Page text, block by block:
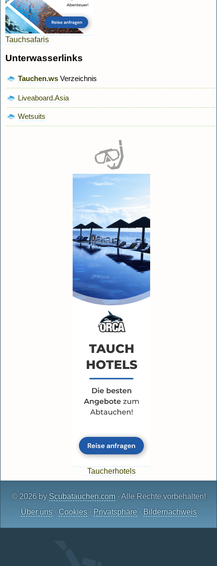
Tauchsafaris
Unterwasserlinks
Tauchen.ws Verzeichnis
Liveaboard.Asia
Wetsuits
Taucherhotels
© 2026 by Scubatauchen.com· Alle Rechte vorbehalten!
Über uns· Cookies· Privatsphäre· Bildernachweis